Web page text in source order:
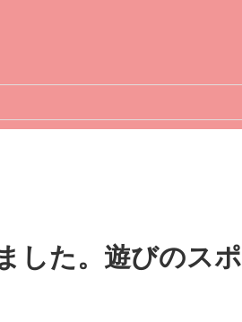
した。遊びのスポ